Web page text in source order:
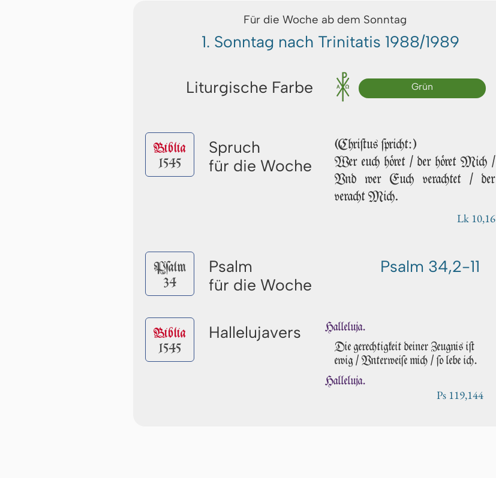
Für die Woche ab dem Sonntag
1. Sonntag nach Trinitatis 1988/1989
Liturgische Farbe Grün
Biblia
1545
Spruch
für die Woche
(Chriſtus ſpricht:)
Wer euch höret / der höret Mich /
Vnd wer Euch verachtet / der
veracht Mich.
Lk 10,16
Pſalm
34
Psalm
für die Woche
Psalm 34,2-11
Biblia
1545
Hallelujavers
Halleluja.
Die gerechtigkeit deiner Zeugnis iſt
ewig / Vnterweiſe mich / ſo lebe ich.
Halleluja.
Ps 119,144